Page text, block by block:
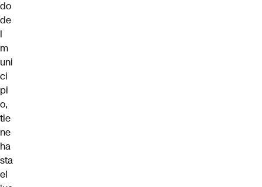
do
de
l
m
uni
ci
pi
o,
tie
ne
ha
sta
el